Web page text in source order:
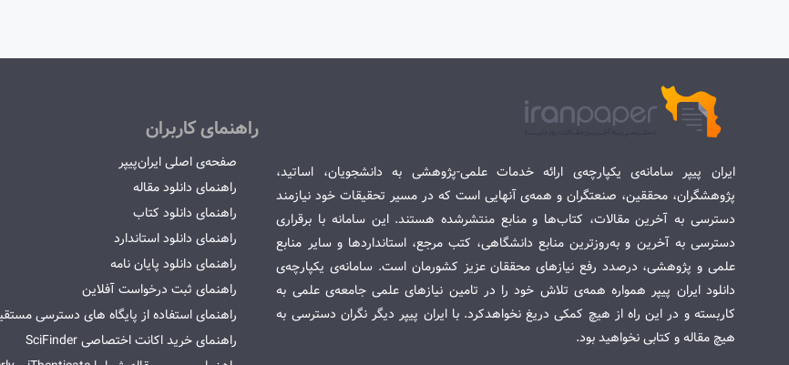
ایران پیپر سامانه‌ی یکپارچه‌ی ارائه خدمات علمی-پژوهشی به دانشجویان، اساتید،
پژوهشگران، محققین، صنعتگران و همه‌ی آنهایی است که در مسیر تحقیقات خود نیازمند
دسترسی به آخرین مقالات، کتاب‌ها و منابع منتشرشده هستند. این سامانه با برقراری
دسترسی به آخرین و به‌روزترین منابع دانشگاهی، کتب مرجع، استانداردها و سایر منابع
علمی و پژوهشی، درصدد رفع نیازهای محققان عزیز کشورمان است. سامانه‌ی یکپارچه‌ی
دانلود ایران پیپر همواره همه‌ی تلاش خود را در تامین نیازهای علمی جامعه‌ی علمی به
کاربسته و در این راه از هیچ کمکی دریغ نخواهدکرد. با ایران پیپر دیگر نگران دسترسی به
هیچ مقاله و کتابی نخواهید بود.
راهنمای کاربران
صفحه‌ی اصلی ایران‌پیپر
راهنمای دانلود مقاله
راهنمای دانلود کتاب
راهنمای دانلود استاندارد
راهنمای دانلود پایان نامه
راهنمای ثبت درخواست آفلاین
راهنمای استفاده از پایگاه های دسترسی
راهنمای خرید اکانت اختصاصی SciFinder